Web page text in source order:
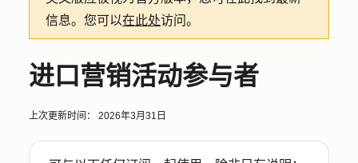
信息。您可以在此处访问。
进口营销活动参与者
上次更新时间： 2026年3月31日